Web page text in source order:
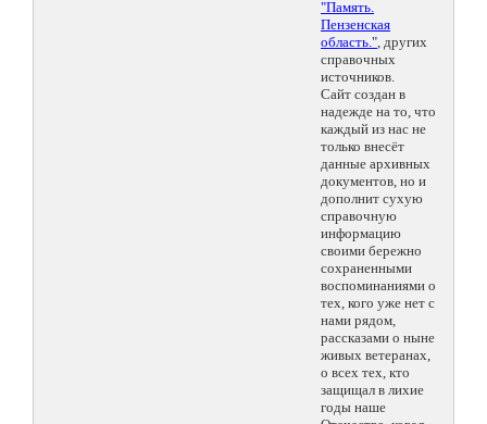
"Память.
Пензенская
область.", других
справочных
источников.
Сайт создан в
надежде на то, что
каждый из нас не
только внесёт
данные архивных
документов, но и
дополнит сухую
справочную
информацию
своими бережно
сохраненными
воспоминаниями о
тех, кого уже нет с
нами рядом,
рассказами о ныне
живых ветеранах,
о всех тех, кто
защищал в лихие
годы наше